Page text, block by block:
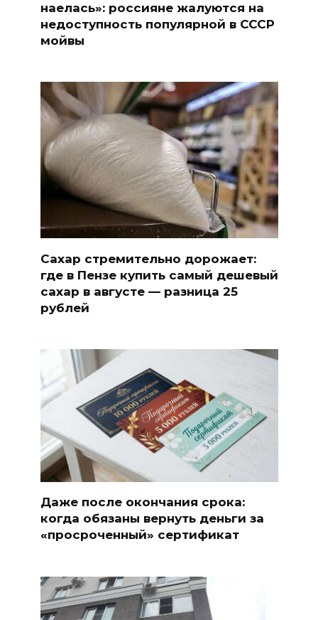
наелась»: россияне жалуются на
недоступность популярной в СССР
мойвы
Сахар стремительно дорожает:
где в Пензе купить самый дешевый
сахар в августе — разница 25
рублей
Даже после окончания срока:
когда обязаны вернуть деньги за
«просроченный» сертификат